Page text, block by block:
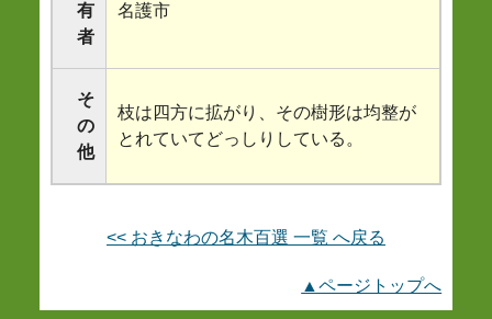
有
者
名護市
そ
の
他
枝は四方に拡がり、その樹形は均整が
とれていてどっしりしている。
<< おきなわの名木百選 一覧 へ戻る
▲ページトップへ